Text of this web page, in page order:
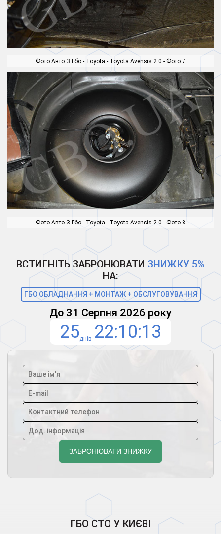
Фото Авто З Гбо - Toyota - Toyota Avensis 2.0 - Фото 7
Фото Авто З Гбо - Toyota - Toyota Avensis 2.0 - Фото 8
ВСТИГНІТЬ ЗАБРОНЮВАТИ ЗНИЖКУ 5%
НА:
ГБО ОБЛАДНАННЯ + МОНТАЖ + ОБСЛУГОВУВАННЯ
До 31 Серпня 2026 року
25днів 22 10 12
ГБО СТО У КИЄВІ